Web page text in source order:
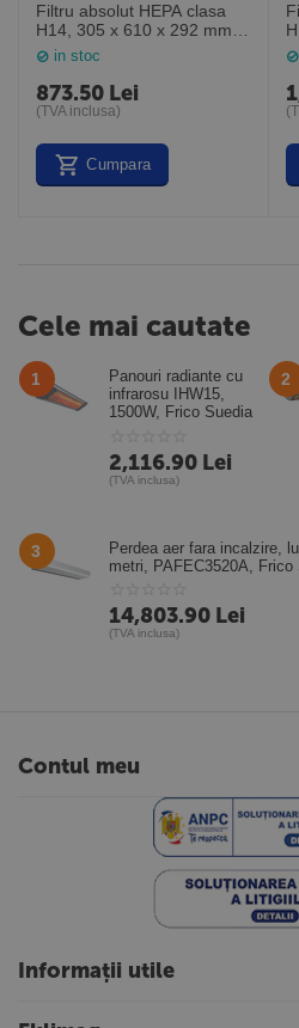
Filtru absolut HEPA clasa
H14, 305 x 610 x 292 mm,
MP14122412, General
Filter Italia
in stoc
873.50 Lei
(TVA inclusa)
Cumpara
Cele mai cautate
1
Panouri radiante cu
infrarosu IHW15,
1500W, Frico Suedia
2,116.90 Lei
(TVA inclusa)
2
3
Perdea aer fara incalzire,
metri, PAFEC3520A, Frico
14,803.90 Lei
(TVA inclusa)
Contul meu
Informații utile